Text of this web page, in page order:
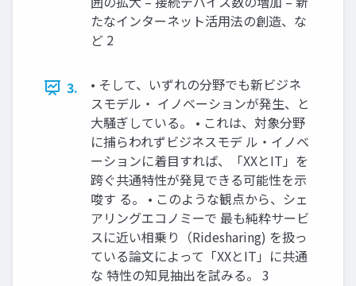
たなインターネット活用法の創造、な
ど 2
3.
• そして、いずれの分野でも新ビジネ
スモデル・ イノベーションが発生、と
大騒ぎしている。 • これは、対象分野
に捕らわれずビジネスモデ ル・イノベ
ーションに着目すれば、「XXとIT」を
跨ぐ共通特性が発見できる可能性を示
唆す る。 • このような観点から、シェ
アリングエコノミーで 最も純粋サービ
スに近い相乗り（Ridesharing) を扱っ
ている論文によって「XXとIT」に共通
な 特性の知見抽出を試みる。 3